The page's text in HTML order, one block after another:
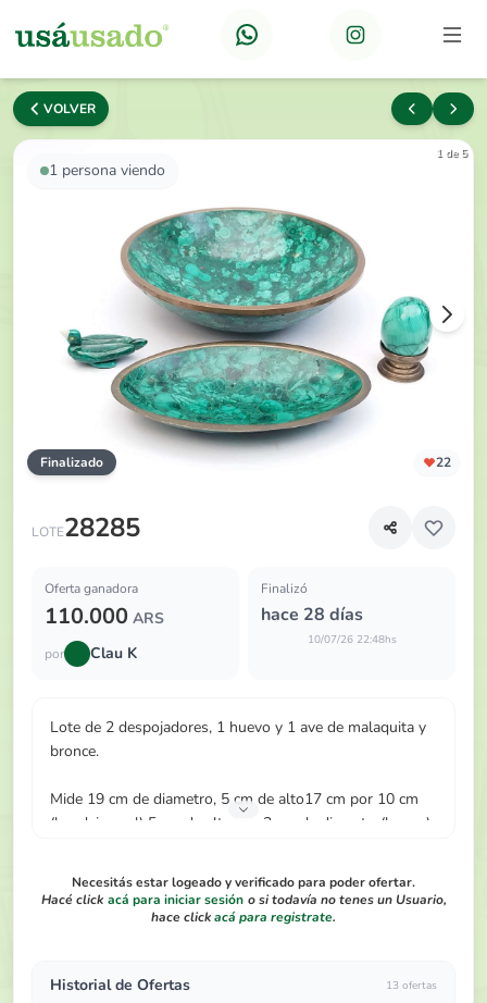
VOLVER
1 persona viendo
Finalizado 22
1 de 5
LOTE28285
Lote de 2 despojadores, 1 huevo y 1 ave de malaquita y
Oferta ganadora
110.000 ARS
por Clau K
Finalizó
hace 28 días
10/07/26 22:48hs
Lote de 2 despojadores, 1 huevo y 1 ave de malaquita y
bronce.
Mide 19 cm de diametro, 5 cm de alto17 cm por 10 cm
(bandeja oval) 5 cm de alto por 3 cm de diametro(huevo)
Necesitás estar logeado y verificado para poder ofertar.
Hacé click acá para iniciar sesión o si todavía no tenes un Usuario,
hace clickacá para registrate.
Historial de Ofertas 13 ofertas